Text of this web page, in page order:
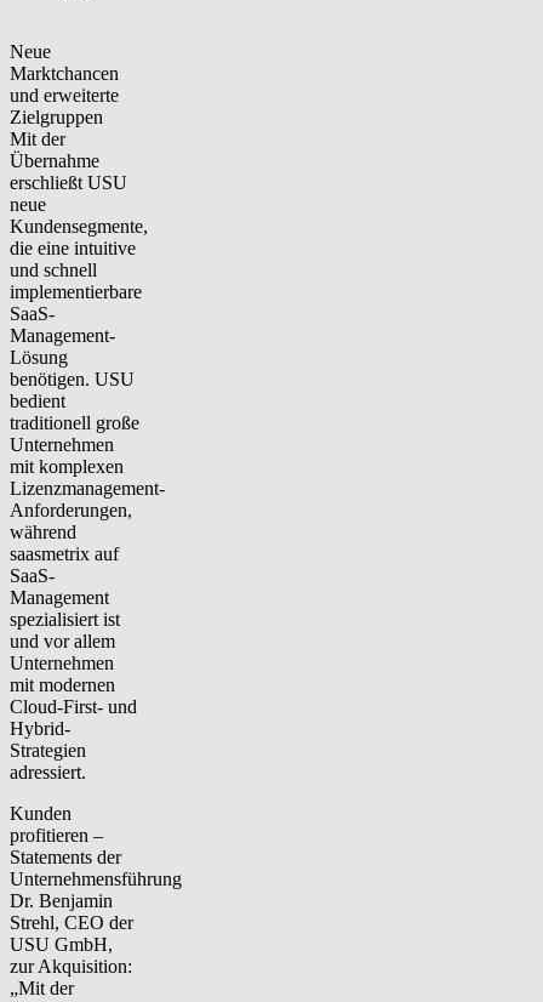
Neue
Marktchancen
und erweiterte
Zielgruppen
Mit der
Übernahme
erschließt USU
neue
Kundensegmente,
die eine intuitive
und schnell
implementierbare
SaaS-
Management-
Lösung
benötigen. USU
bedient
traditionell große
Unternehmen
mit komplexen
Lizenzmanagement-
Anforderungen,
während
saasmetrix auf
SaaS-
Management
spezialisiert ist
und vor allem
Unternehmen
mit modernen
Cloud-First- und
Hybrid-
Strategien
adressiert.
Kunden
profitieren –
Statements der
Unternehmensführung
Dr. Benjamin
Strehl, CEO der
USU GmbH,
zur Akquisition:
„Mit der